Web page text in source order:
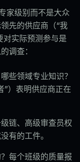
家级别而不是大众
先的供应商（“我
实际预测参与是
调查：
些领域专业知识？
”）表明供应商正在
链、高级审查员权
有的工件。
每个班级的质量报